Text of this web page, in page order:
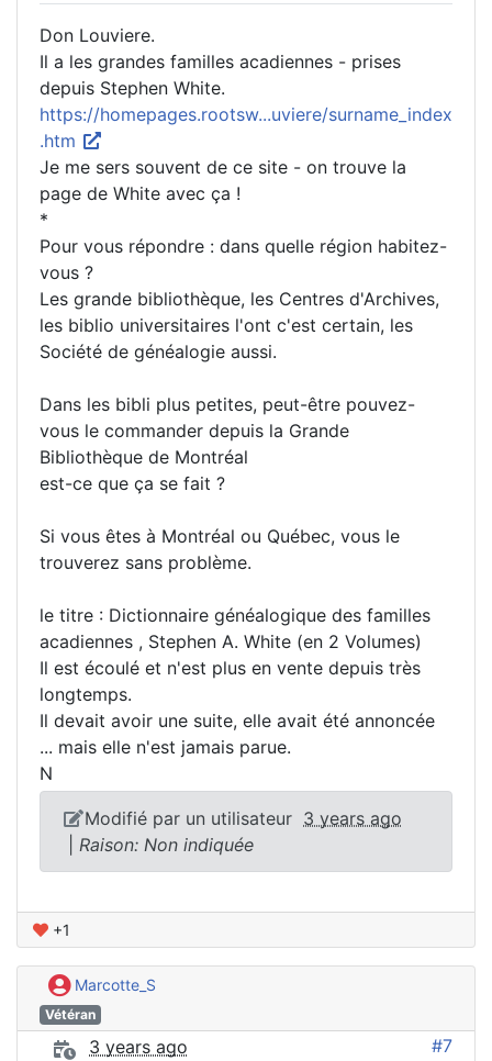
Don Louviere.
Il a les grandes familles acadiennes - prises
depuis Stephen White.
https://homepages.rootsw...uviere/surname_index
.htm
Je me sers souvent de ce site - on trouve la
page de White avec ça !
*
Pour vous répondre : dans quelle région habitez-
vous ?
Les grande bibliothèque, les Centres d'Archives,
les biblio universitaires l'ont c'est certain, les
Société de généalogie aussi.
Dans les bibli plus petites, peut-être pouvez-
vous le commander depuis la Grande
Bibliothèque de Montréal
est-ce que ça se fait ?
Si vous êtes à Montréal ou Québec, vous le
trouverez sans problème.
le titre : Dictionnaire généalogique des familles
acadiennes , Stephen A. White (en 2 Volumes)
Il est écoulé et n'est plus en vente depuis très
longtemps.
Il devait avoir une suite, elle avait été annoncée
... mais elle n'est jamais parue.
N
Modifié par un utilisateur 3 years ago
Raison: Non indiquée
+1
Marcotte_S
Vétéran
3 years ago #7